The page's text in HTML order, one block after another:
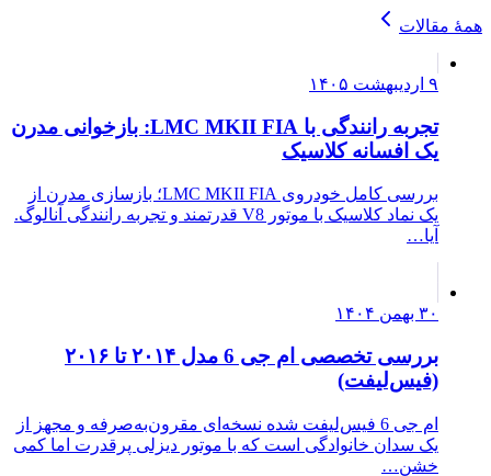
همهٔ مقالات
۹ اردیبهشت ۱۴۰۵
تجربه رانندگی با LMC MKII FIA: بازخوانی مدرن
یک افسانه کلاسیک
بررسی کامل خودروی LMC MKII FIA؛ بازسازی مدرن از
یک نماد کلاسیک با موتور V8 قدرتمند و تجربه رانندگی آنالوگ.
آیا…
۳۰ بهمن ۱۴۰۴
بررسی تخصصی ام جی 6 مدل ۲۰۱۴ تا ۲۰۱۶
(فیس‌لیفت)
ام جی 6 فیس‌لیفت شده نسخه‌ای مقرون‌به‌صرفه و مجهز از
یک سدان خانوادگی است که با موتور دیزلی پرقدرت اما کمی
خشن…